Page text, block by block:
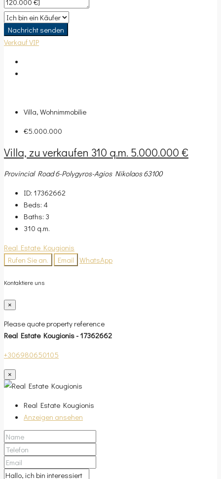
Nachricht senden
VerkaufVIP
Villa, Wohnimmobilie
€5.000.000
Villa, zu verkaufen 310 q.m. 5.000.000 €
Provincial Road 6-Polygyros-Agios Nikolaos 63100
ID: 17362662
Beds: 4
Baths: 3
310 q.m.
Real Estate Kougionis
Rufen Sie an.
Email WhatsApp
Kontaktiere uns
×
Please quote property reference
Real Estate Kougionis - 17362662
+306980650105
×
Real Estate Kougionis
Anzeigen ansehen